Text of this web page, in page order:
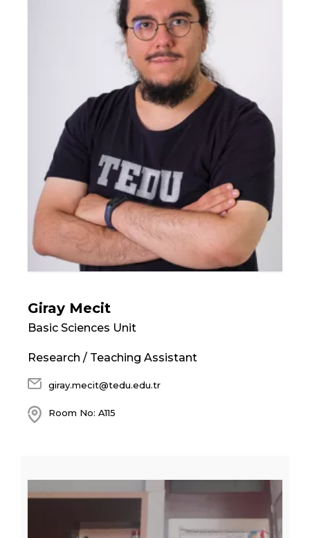
Giray Mecit
Basic Sciences Unit
Research / Teaching Assistant
giray.mecit@tedu.edu.tr
Room No: A115